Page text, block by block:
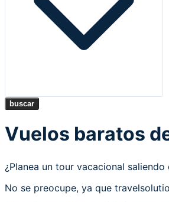
buscar
Vuelos baratos
¿Planea un tour vacacional
No se preocupe, ya que